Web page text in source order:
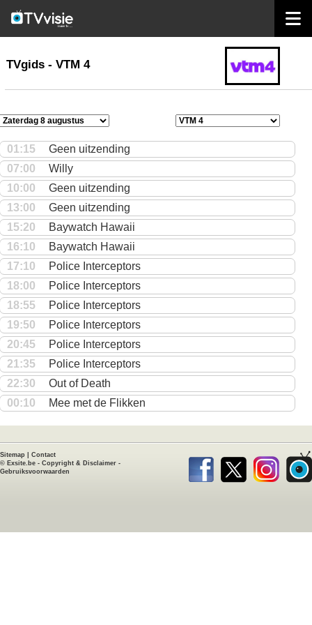
TVgids
TVgids - VTM 4
01:15
Geen uitzending
07:00
Willy
10:00
Geen uitzending
13:00
Geen uitzending
15:20
Baywatch Hawaii
16:10
Baywatch Hawaii
17:10
Police Interceptors
18:00
Police Interceptors
18:55
Police Interceptors
19:50
Police Interceptors
20:45
Police Interceptors
21:35
Police Interceptors
22:30
Out of Death
00:10
Mee met de Flikken
Sitemap
Contact
© Exsite.be - Copyright & Disclaimer -
Gebruiksvoorwaarden